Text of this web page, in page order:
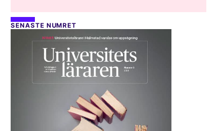
SENASTE NUMRET